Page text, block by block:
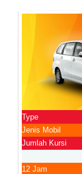
Type
Jenis Mobil
Jumlah Kursi
12 Jam